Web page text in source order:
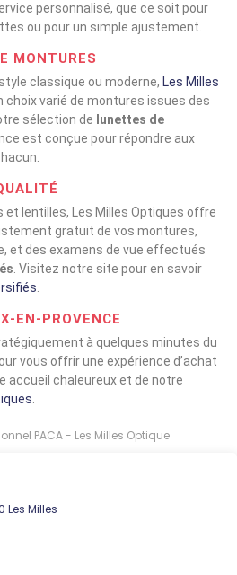
personnalisé, que ce soit pour
ou pour un simple ajustement.
MONTURES
classique ou moderne, Les Milles
choix varié de montures issues des
sélection de lunettes de
est conçue pour répondre aux
et lentilles, Les Milles Optiques offre
gratuit de vos montures,
et des examens de vue effectués
. Visitez notre site pour en savoir
EN-PROVENCE
à quelques minutes du
vous offrir une expérience d’achat
accueil chaleureux et de notre
PACA - Les Milles Optique
Les Milles